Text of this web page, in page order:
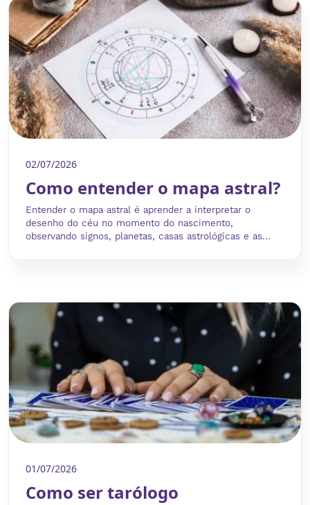
02/07/2026
Como entender o mapa astral?
Entender o mapa astral é aprender a interpretar o
desenho do céu no momento do nascimento,
observando signos, planetas, casas astrológicas e as...
01/07/2026
Como ser tarólogo